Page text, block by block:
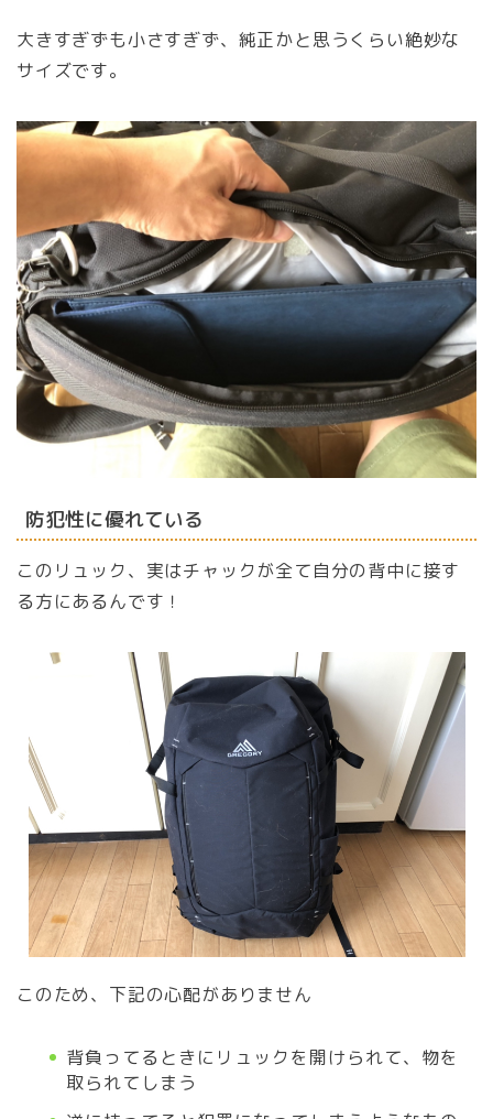
大きすぎずも小さすぎず、純正かと思うくらい絶妙な
サイズです。
防犯性に優れている
このリュック、実はチャックが全て自分の背中に接す
る方にあるんです！
このため、下記の心配がありません
背負ってるときにリュックを開けられて、物を
取られてしまう